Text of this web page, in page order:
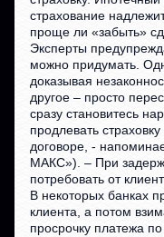
страхование
проще ли «забыть»
Эксперты
можно придумать.
доказывая
другое – просто
сразу становитесь
продлевать
договоре, -
МАКС»). – При
потребовать от
В некоторых банках
клиента, а потом
просрочку платежа